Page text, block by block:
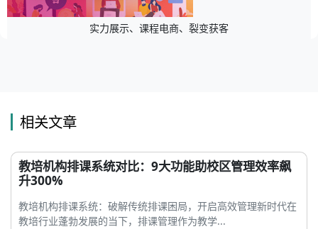
实力展示、课程电商、裂变获客
相关文章
教培机构排课系统对比：9大功能助校区管理效率飙
升300%
教培机构排课系统：破解传统排课困局，开启高效管理新时代在
教培行业蓬勃发展的当下，排课管理作为教学...